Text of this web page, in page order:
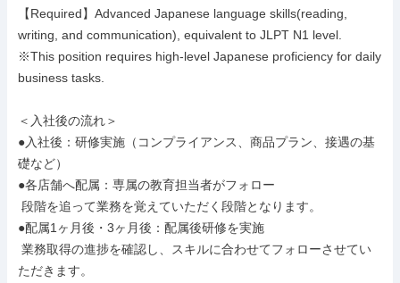
【Required】Advanced Japanese language skills(reading,
writing, and communication), equivalent to JLPT N1 level.
※This position requires high-level Japanese proficiency for daily
business tasks.
＜入社後の流れ＞
●入社後：研修実施（コンプライアンス、商品プラン、接遇の基
礎など）
●各店舗へ配属：専属の教育担当者がフォロー
●配属1ヶ月後・3ヶ月後：配属後研修を実施
ただきます。